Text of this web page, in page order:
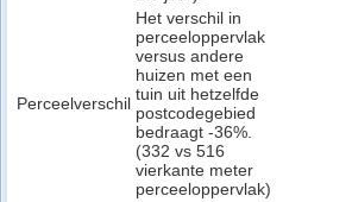
Perceelverschil
Het verschil in
perceeloppervlak
versus andere
huizen met een
tuin uit hetzelfde
postcodegebied
bedraagt -36%.
(332 vs 516
vierkante meter
perceeloppervlak)